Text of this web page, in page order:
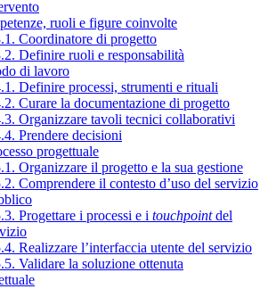
ruoli e figure coinvolte
Coordinatore di progetto
Definire ruoli e responsabilità
di lavoro
Definire processi, strumenti e rituali
Curare la documentazione di progetto
Organizzare tavoli tecnici collaborativi
Prendere decisioni
progettuale
Organizzare il progetto e la sua gestione
Comprendere il contesto d’uso del servizio
Progettare i processi e i touchpointdel
Realizzare l’interfaccia utente del servizio
Validare la soluzione ottenuta